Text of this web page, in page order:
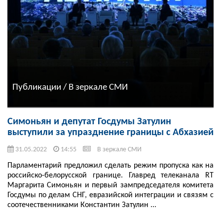
Публикации / В зеркале СМИ
Симоньян и депутат Госдумы Затулин
выступили за упразднение границы с Абхазией
31.05.2022 14:55 В зеркале СМИ
Парламентарий предложил сделать режим пропуска как на
российско-белорусской границе. Главред телеканала RT
Маргарита Симоньян и первый зампредседателя комитета
Госдумы по делам СНГ, евразийской интеграции и связям с
соотечественниками Константин Затулин ...